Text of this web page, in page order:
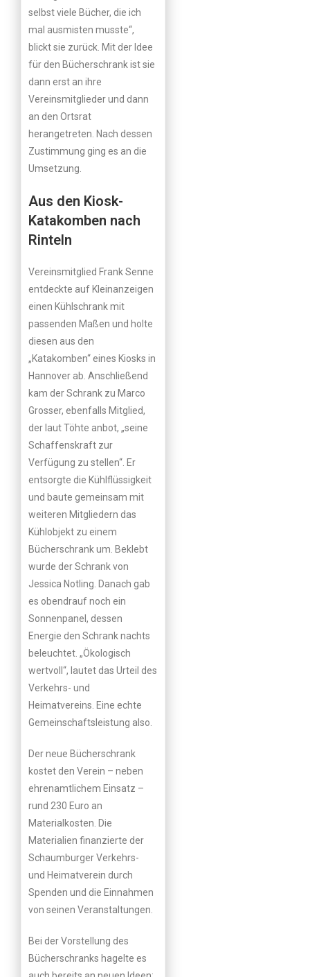
selbst viele Bücher, die ich
mal ausmisten musste“,
blickt sie zurück. Mit der Idee
für den Bücherschrank ist sie
dann erst an ihre
Vereinsmitglieder und dann
an den Ortsrat
herangetreten. Nach dessen
Zustimmung ging es an die
Umsetzung.
Aus den Kiosk-
Katakomben nach
Rinteln
Vereinsmitglied Frank Senne
entdeckte auf Kleinanzeigen
einen Kühlschrank mit
passenden Maßen und holte
diesen aus den
„Katakomben“ eines Kiosks in
Hannover ab. Anschließend
kam der Schrank zu Marco
Grosser, ebenfalls Mitglied,
der laut Töhte anbot, „seine
Schaffenskraft zur
Verfügung zu stellen“. Er
entsorgte die Kühlflüssigkeit
und baute gemeinsam mit
weiteren Mitgliedern das
Kühlobjekt zu einem
Bücherschrank um. Beklebt
wurde der Schrank von
Jessica Notling. Danach gab
es obendrauf noch ein
Sonnenpanel, dessen
Energie den Schrank nachts
beleuchtet. „Ökologisch
wertvoll“, lautet das Urteil des
Verkehrs- und
Heimatvereins. Eine echte
Gemeinschaftsleistung also.
Der neue Bücherschrank
kostet den Verein – neben
ehrenamtlichem Einsatz –
rund 230 Euro an
Materialkosten. Die
Materialien finanzierte der
Schaumburger Verkehrs-
und Heimatverein durch
Spenden und die Einnahmen
von seinen Veranstaltungen.
Bei der Vorstellung des
Bücherschranks hagelte es